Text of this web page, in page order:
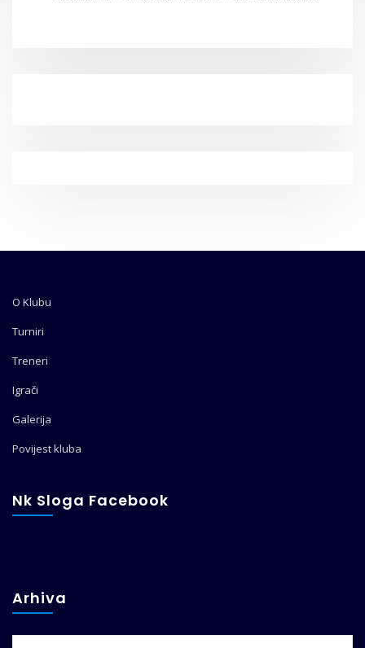
O Klubu
Turniri
Treneri
Igrači
Galerija
Povijest kluba
Nk Sloga Facebook
Arhiva